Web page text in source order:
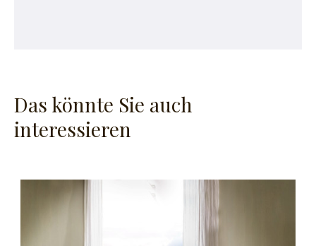
Das könnte Sie auch
interessieren